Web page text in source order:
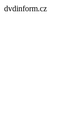
dvdinform.cz